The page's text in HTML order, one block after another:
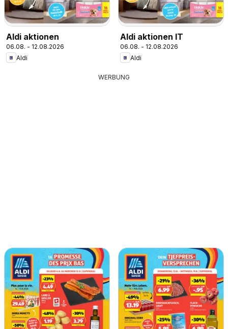
Aldi aktionen
06.08. - 12.08.2026
Aldi
Aldi aktionen IT
06.08. - 12.08.2026
Aldi
WERBUNG